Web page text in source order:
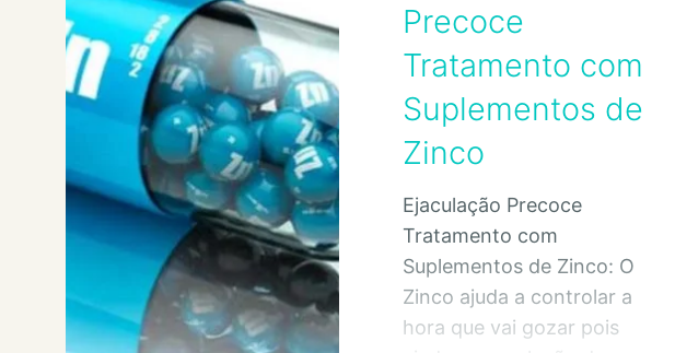
Precoce
Tratamento com
Suplementos de
Zinco
Ejaculação Precoce
Tratamento com
Suplementos de Zinco: O
Zinco ajuda a controlar a
hora que vai gozar pois